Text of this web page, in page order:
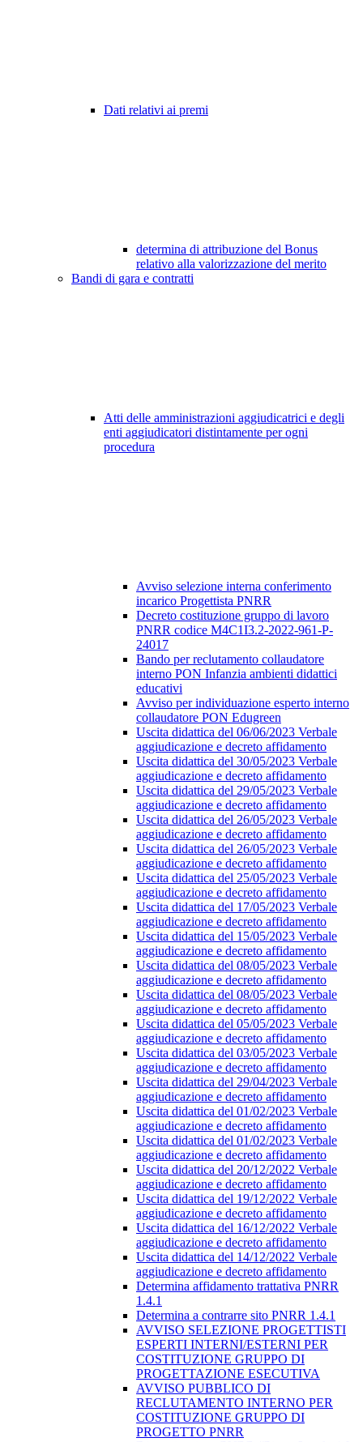
Dati relativi ai premi
determina di attribuzione del Bonus
relativo alla valorizzazione del merito
Bandi di gara e contratti
Atti delle amministrazioni aggiudicatrici e degli
enti aggiudicatori distintamente per ogni
procedura
Avviso selezione interna conferimento
incarico Progettista PNRR
Decreto costituzione gruppo di lavoro
PNRR codice M4C1I3.2-2022-961-P-
24017
Bando per reclutamento collaudatore
interno PON Infanzia ambienti didattici
educativi
Avviso per individuazione esperto interno
collaudatore PON Edugreen
Uscita didattica del 06/06/2023 Verbale
aggiudicazione e decreto affidamento
Uscita didattica del 30/05/2023 Verbale
aggiudicazione e decreto affidamento
Uscita didattica del 29/05/2023 Verbale
aggiudicazione e decreto affidamento
Uscita didattica del 26/05/2023 Verbale
aggiudicazione e decreto affidamento
Uscita didattica del 26/05/2023 Verbale
aggiudicazione e decreto affidamento
Uscita didattica del 25/05/2023 Verbale
aggiudicazione e decreto affidamento
Uscita didattica del 17/05/2023 Verbale
aggiudicazione e decreto affidamento
Uscita didattica del 15/05/2023 Verbale
aggiudicazione e decreto affidamento
Uscita didattica del 08/05/2023 Verbale
aggiudicazione e decreto affidamento
Uscita didattica del 08/05/2023 Verbale
aggiudicazione e decreto affidamento
Uscita didattica del 05/05/2023 Verbale
aggiudicazione e decreto affidamento
Uscita didattica del 03/05/2023 Verbale
aggiudicazione e decreto affidamento
Uscita didattica del 29/04/2023 Verbale
aggiudicazione e decreto affidamento
Uscita didattica del 01/02/2023 Verbale
aggiudicazione e decreto affidamento
Uscita didattica del 01/02/2023 Verbale
aggiudicazione e decreto affidamento
Uscita didattica del 20/12/2022 Verbale
aggiudicazione e decreto affidamento
Uscita didattica del 19/12/2022 Verbale
aggiudicazione e decreto affidamento
Uscita didattica del 16/12/2022 Verbale
aggiudicazione e decreto affidamento
Uscita didattica del 14/12/2022 Verbale
aggiudicazione e decreto affidamento
Determina affidamento trattativa PNRR
1.4.1
Determina a contrarre sito PNRR 1.4.1
AVVISO SELEZIONE PROGETTISTI
ESPERTI INTERNI/ESTERNI PER
COSTITUZIONE GRUPPO DI
PROGETTAZIONE ESECUTIVA
AVVISO PUBBLICO DI
RECLUTAMENTO INTERNO PER
COSTITUZIONE GRUPPO DI
PROGETTO PNRR